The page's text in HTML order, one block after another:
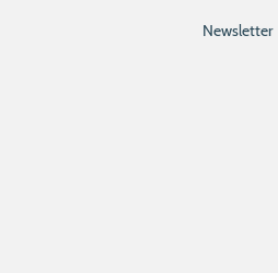
Newsletter